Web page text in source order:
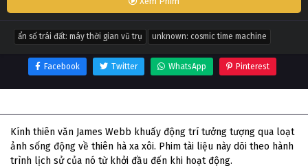
ẩn số trái đất: máy thời gian vũ trụ unknown: cosmic time machine
Facebook Twitter WhatsApp Pinterest
Kính thiên văn James Webb khuấy động trí tưởng tượng qua loạt
ảnh sống động về thiên hà xa xôi. Phim tài liệu này dõi theo hành
trình lịch sử của nó từ khởi đầu đến khi hoạt động.